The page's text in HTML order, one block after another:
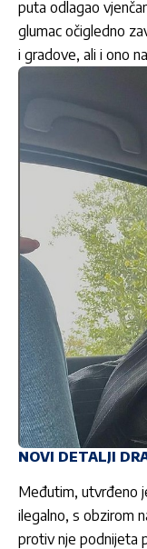
puta odlagao
glumac očigledno
i gradove, ali i ono
NOVI DETALJI
Međutim, utvrđeno
ilegalno, s obzirom
protiv nje podnijeta